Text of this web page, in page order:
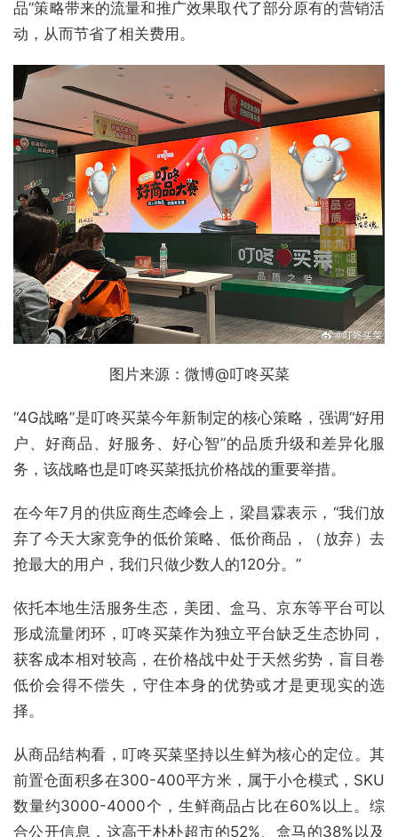
品”策略带来的流量和推广效果取代了部分原有的营销活
动，从而节省了相关费用。
图片来源：微博@叮咚买菜
“4G战略”是叮咚买菜今年新制定的核心策略，强调“好用
户、好商品、好服务、好心智”的品质升级和差异化服
务，该战略也是叮咚买菜抵抗价格战的重要举措。
在今年7月的供应商生态峰会上，梁昌霖表示，“我们放
弃了今天大家竞争的低价策略、低价商品，（放弃）去
抢最大的用户，我们只做少数人的120分。”
依托本地生活服务生态，美团、盒马、京东等平台可以
形成流量闭环，叮咚买菜作为独立平台缺乏生态协同，
获客成本相对较高，在价格战中处于天然劣势，盲目卷
低价会得不偿失，守住本身的优势或才是更现实的选
择。
从商品结构看，叮咚买菜坚持以生鲜为核心的定位。其
前置仓面积多在300-400平方米，属于小仓模式，SKU
数量约3000-4000个，生鲜商品占比在60%以上。综
合公开信息，这高于朴朴超市的52%、盒马的38%以及